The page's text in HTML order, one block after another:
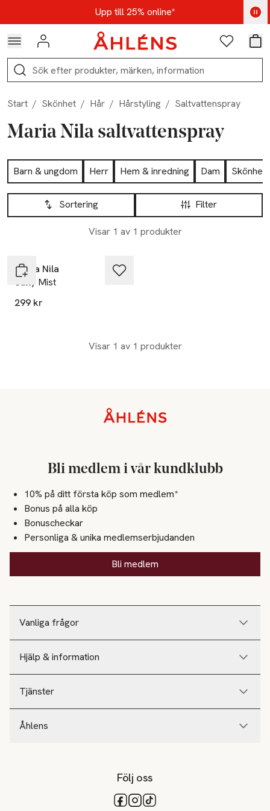
Hoppa till navigationsmenynUpp till 25% online*
Kod: AUG25 - Shoppa nu
Logga in Favoriter
Sök
Start / Skönhet / Hår / Hårstyling / Saltvattenspray
Maria Nila saltvattenspray
Hoppa till produktsidan
Barn & ungdom Herr Hem & inredning Dam
Skönhet
Hoppa till produktsidan
Filter
Sortering
Visar 1 av 1 produkter
Lista över produkter
Maria Nila
Salty Mist
299 kr
Visar 1 av 1 produkter
Vanliga frågor
Hjälp & information
Tjänster
Åhlens
Bli medlem i vår kundklubb
10% på ditt första köp som medlem*
Bonus på alla köp
Bonuscheckar
Personliga & unika medlemserbjudanden
Bli medlem
Följ oss